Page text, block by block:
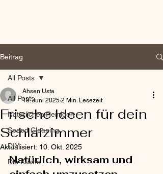
Beitrag
All Posts
Natürliches Reinigen
Speed Cleaning
DIY
Die Küche
All Posts
Frische Ideen für dein
Schlafzimmer
Ahsen Usta
18. Juni 2025 2 Min. Lesezeit
Aktualisiert: 10. Okt. 2025
Natürlich, wirksam und